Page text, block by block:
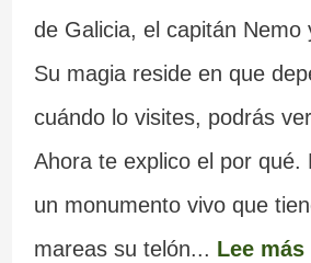
de Galicia, el capitán Nemo
Su magia reside en que
cuándo lo visites, podrás
Ahora te explico el por qué.
un monumento vivo que
mareas su telón... Lee más